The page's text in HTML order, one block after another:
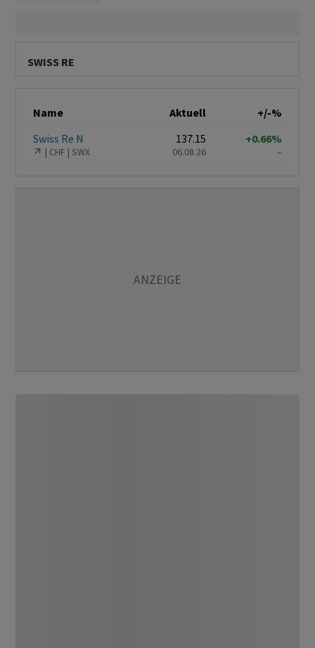
SWISS RE
Name Aktuell
+/-%
Swiss Re N
CHF SWX
137.15
06.08.26
+0.66%
–